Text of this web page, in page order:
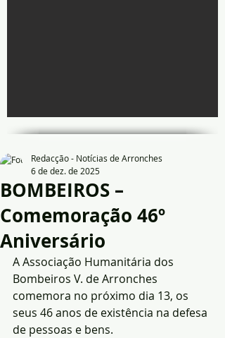
BOMBEIROS –
Comemoração 46º
Aniversário
Redacção - Notícias de Arronches
6 de dez. de 2025
A Associação Humanitária dos
Bombeiros V. de Arronches
comemora no próximo dia 13, os
seus 46 anos de existência na defesa
de pessoas e bens.